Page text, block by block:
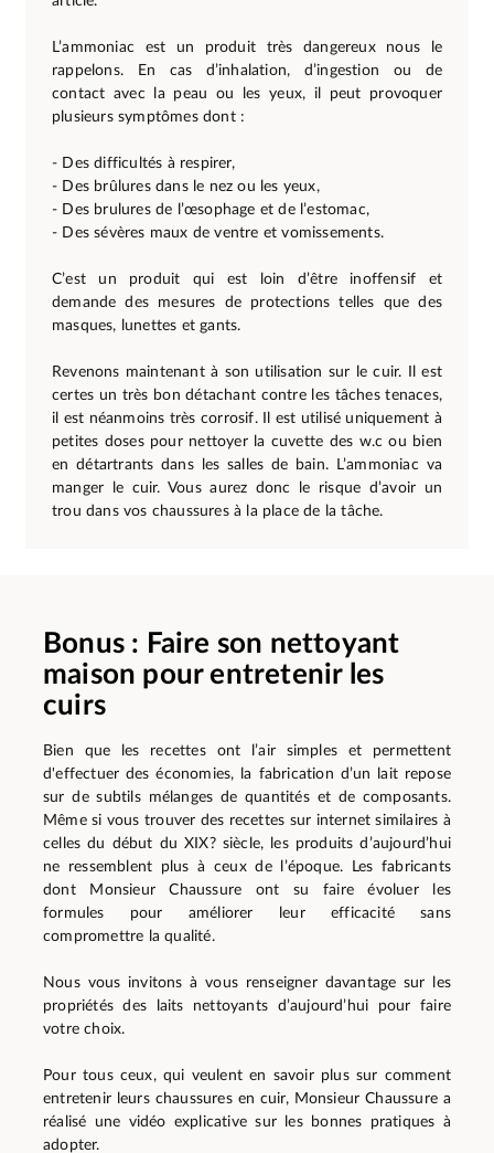
L’ammoniac est un produit très dangereux nous le
rappelons. En cas d’inhalation, d’ingestion ou de
contact avec la peau ou les yeux, il peut provoquer
plusieurs symptômes dont :
- Des difficultés à respirer,
- Des brûlures dans le nez ou les yeux,
- Des brulures de l’œsophage et de l’estomac,
- Des sévères maux de ventre et vomissements.
C’est un produit qui est loin d’être inoffensif et
demande des mesures de protections telles que des
masques, lunettes et gants.
Revenons maintenant à son utilisation sur le cuir. Il est
certes un très bon détachant contre les tâches tenaces,
il est néanmoins très corrosif. Il est utilisé uniquement à
petites doses pour nettoyer la cuvette des w.c ou bien
en détartrants dans les salles de bain. L’ammoniac va
manger le cuir. Vous aurez donc le risque d’avoir un
trou dans vos chaussures à la place de la tâche.
Bonus : Faire son nettoyant
maison pour entretenir les
cuirs
Bien que les recettes ont l’air simples et permettent
d'effectuer des économies, la fabrication d’un lait repose
sur de subtils mélanges de quantités et de composants.
Même si vous trouver des recettes sur internet similaires à
celles du début du XIX? siècle, les produits d’aujourd’hui
ne ressemblent plus à ceux de l’époque. Les fabricants
dont Monsieur Chaussure ont su faire évoluer les
formules pour améliorer leur efficacité sans
compromettre la qualité.
Nous vous invitons à vous renseigner davantage sur les
propriétés des laits nettoyants d’aujourd’hui pour faire
votre choix.
Pour tous ceux, qui veulent en savoir plus sur comment
entretenir leurs chaussures en cuir, Monsieur Chaussure a
réalisé une vidéo explicative sur les bonnes pratiques à
adopter.